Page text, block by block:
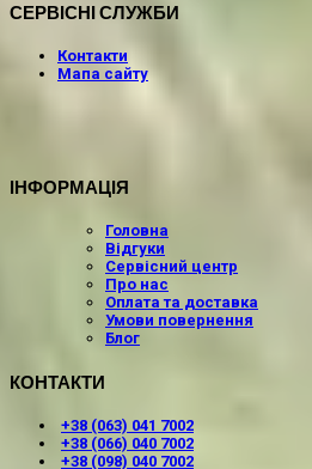
СЕРВІСНІ СЛУЖБИ
Контакти
Мапа сайту
ІНФОРМАЦІЯ
Головна
Відгуки
Сервісний центр
Про нас
Оплата та доставка
Умови повернення
Блог
КОНТАКТИ
+38 (063) 041 7002
+38 (066) 040 7002
+38 (098) 040 7002